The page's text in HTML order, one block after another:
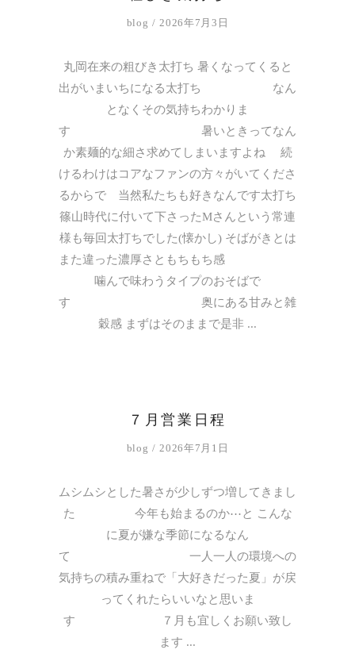
blog 2026年7月3日
丸岡在来の粗びき太打ち 暑くなってくると
出がいまいちになる太打ち なん
となくその気持ちわかりま
す 暑いときってなん
か素麺的な細さ求めてしまいますよね 続
けるわけはコアなファンの方々がいてくださ
るからで 当然私たちも好きなんです太打ち
篠山時代に付いて下さったМさんという常連
様も毎回太打ちでした(懐かし) そばがきとは
また違った濃厚さともちもち感
噛んで味わうタイプのおそばで
す 奥にある甘みと雑
穀感 まずはそのままで是非
７月営業日程
blog 2026年7月1日
ムシムシとした暑さが少しずつ増してきまし
た 今年も始まるのか⋯と こんな
に夏が嫌な季節になるなん
て 一人一人の環境への
気持ちの積み重ねで「大好きだった夏」が戻
ってくれたらいいなと思いま
す ７月も宜しくお願い致し
ます